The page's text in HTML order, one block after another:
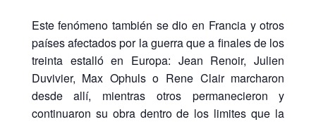
Este fenómeno también se dio en Francia y otros
países afectados por la guerra que a finales de los
treinta estalló en Europa: Jean Renoir, Julien
Duvivier, Max Ophuls o Rene Clair marcharon
desde allí, mientras otros permanecieron y
continuaron su obra dentro de los limites que la